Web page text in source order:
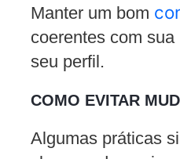
Manter um bom
coerentes com
seu perfil.
COMO EVITAR
Algumas práticas